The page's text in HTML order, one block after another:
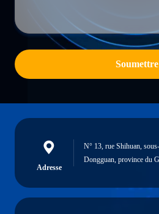
Soumettre
Adresse
N° 13, rue Shihuan,
Dongguan, province du